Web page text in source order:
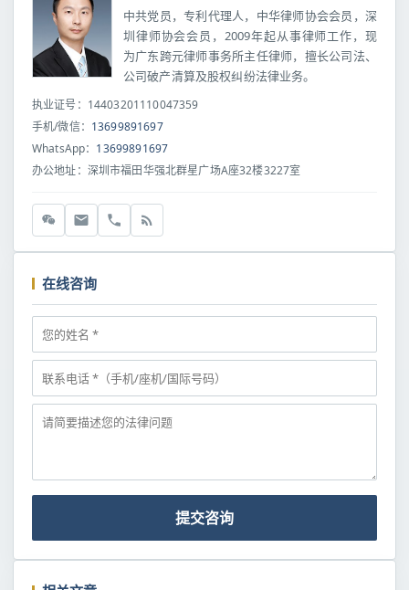
中共党员，专利代理人，中华律师协会会员，深
圳律师协会会员，2009年起从事律师工作，现
为广东跨元律师事务所主任律师，擅长公司法、
公司破产清算及股权纠纷法律业务。
执业证号：14403201110047359
手机/微信： 13699891697
WhatsApp： 13699891697
办公地址：深圳市福田华强北群星广场A座32楼3227室
在线咨询
提交咨询